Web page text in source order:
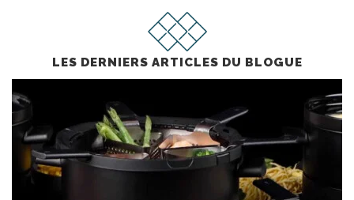
LES DERNIERS ARTICLES DU BLOGUE